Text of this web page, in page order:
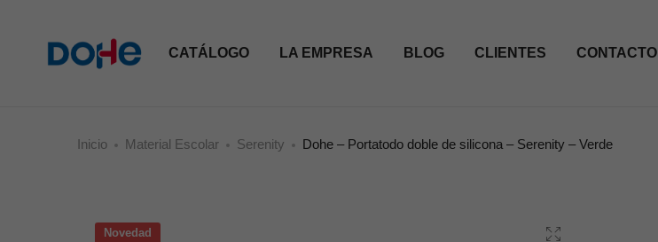
CATÁLOGO LA EMPRESA BLOG CLIENTES CONTACTO
Inicio Material Escolar Serenity Dohe – Portatodo doble de silicona – Serenity – Verde
Novedad